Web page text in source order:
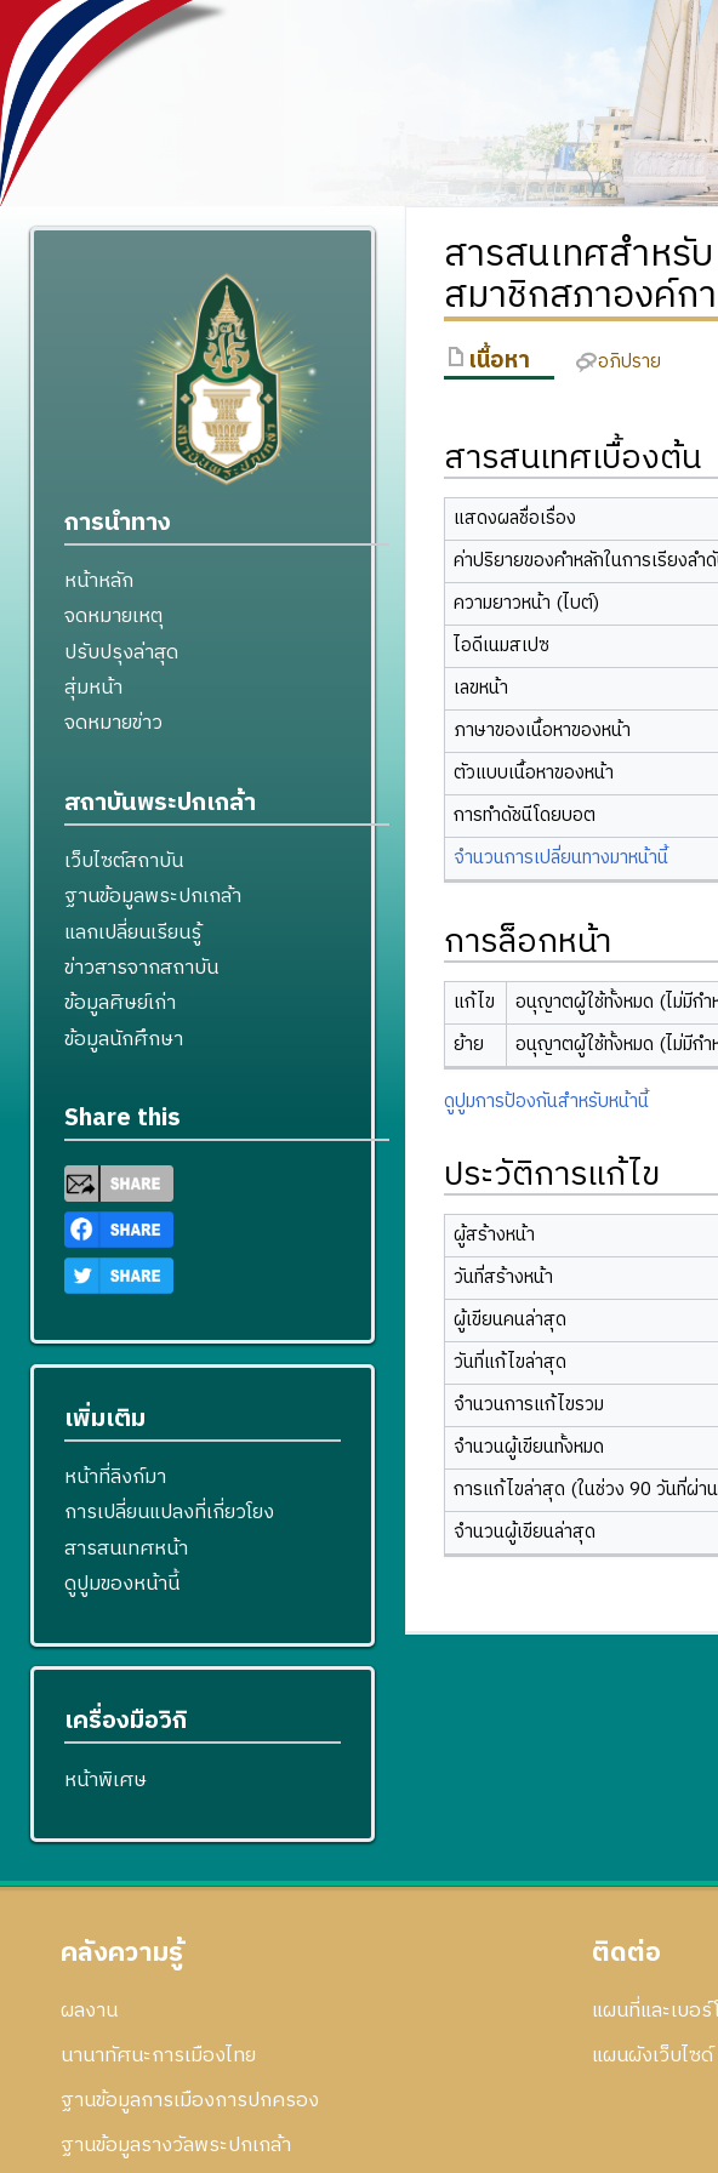
สารสนเทศสำหรั
สมาชิกสภาองค์ก
เนื้อหา อภิปราย
สารสนเทศเบื้องต้น
แสดงผลชื่อเรื่อง
ค่าปริยายของคำหลักในการเรียงลำ
ความยาวหน้า (ไบต์)
ไอดีเนมสเปซ
เลขหน้า
ภาษาของเนื้อหาของหน้า
ตัวแบบเนื้อหาของหน้า
การทำดัชนีโดยบอต
จำนวนการเปลี่ยนทางมาหน้านี้
การล็อกหน้า
แก้ไข
อนุญาตผู้ใช้ทั้งหมด (ไม่มีกำ
ย้าย
อนุญาตผู้ใช้ทั้งหมด (ไม่มีกำ
ดูปูมการป้องกันสำหรับหน้านี้
ประวัติการแก้ไข
ผู้สร้างหน้า
วันที่สร้างหน้า
ผู้เขียนคนล่าสุด
วันที่แก้ไขล่าสุด
จำนวนการแก้ไขรวม
จำนวนผู้เขียนทั้งหมด
การแก้ไขล่าสุด (ในช่วง 90 วันที่ผ่า
จำนวนผู้เขียนล่าสุด
การนำทาง
หน้าหลัก
จดหมายเหตุ
ปรับปรุงล่าสุด
สุ่มหน้า
จดหมายข่าว
สถาบันพระปกเกล้า
เว็บไซต์สถาบัน
ฐานข้อมูลพระปกเกล้า
แลกเปลี่ยนเรียนรู้
ข่าวสารจากสถาบัน
ข้อมูลศิษย์เก่า
ข้อมูลนักศึกษา
Share this
เพิ่มเติม
หน้าที่ลิงก์มา
การเปลี่ยนแปลงที่เกี่ยวโยง
สารสนเทศหน้า
ดูปูมของหน้านี้
เครื่องมือวิกิ
หน้าพิเศษ
คลังความรู้
ผลงาน
นานาทัศนะการเมืองไทย
ฐานข้อมูลการเมืองการปกครอง
ฐานข้อมูลรางวัลพระปกเกล้า
ติดต่อ
แผนที่และเบอร์
แผนผังเว็บไซด์